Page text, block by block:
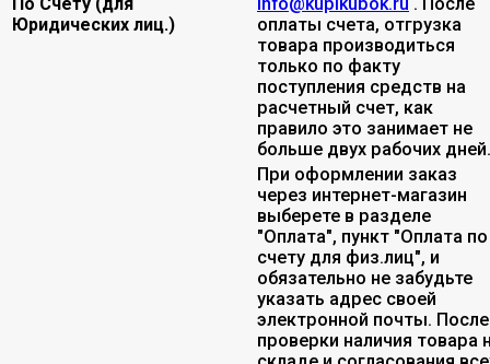
Юридических лиц.)
оплаты счета, отгрузка
товара производиться
только по факту
поступления средств на
расчетный счет, как
правило это занимает не
больше двух рабочих дней.
При оформлении заказ
через интернет-магазин
выберете в разделе
"Оплата", пункт "Оплата по
счету для физ.лиц", и
обязательно не забудьте
указать адрес своей
электронной почты. После
проверки наличия товара